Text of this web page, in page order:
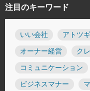
注目のキーワード
いい会社 アトツギ
オーナー経営 ク
コミュニケーション
ビジネスマナー